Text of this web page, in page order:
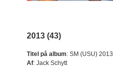
2013 (43)
Titel på album: SM (USU) 2013
Af: Jack Schytt